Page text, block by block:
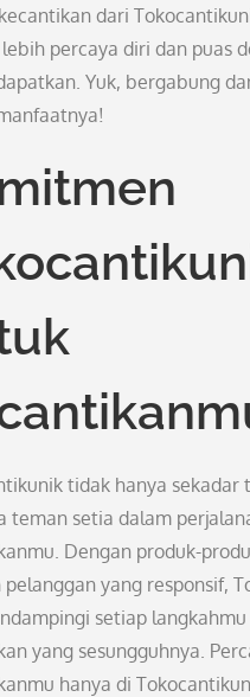
dari
percaya diri dan puas
Yuk, bergabung
tidak hanya sekadar
teman setia dalam
Dengan produk-
pelanggan yang responsif,
setiap
yang sesungguhnya.
hanya di